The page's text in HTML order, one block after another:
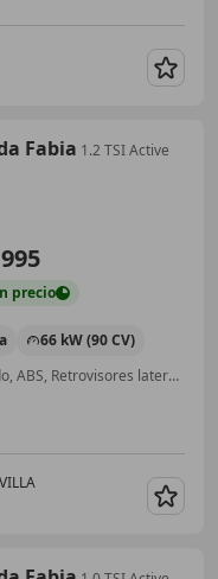
Fabia 1.2 TSI Active
precio
66 kW (90 CV)
Isofix, Airbags laterales, Cierre centralizado, ABS, Retrovisores laterales eléctricos, Airbag acompañante